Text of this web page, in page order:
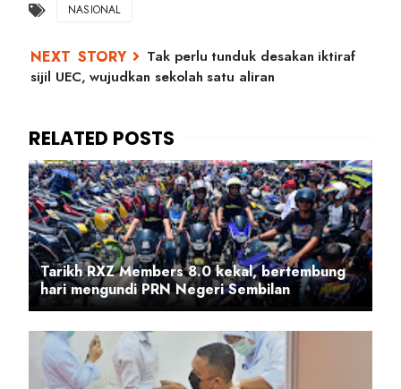
NASIONAL
Tak perlu tunduk desakan iktiraf
sijil UEC, wujudkan sekolah satu aliran
Tarikh RXZ Members 8.0 kekal, bertembung
hari mengundi PRN Negeri Sembilan